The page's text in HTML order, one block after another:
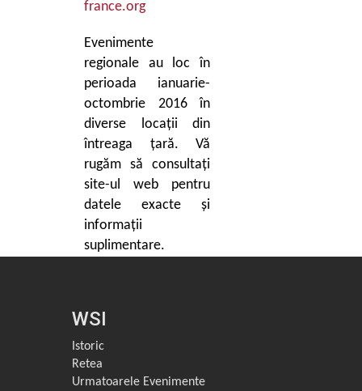
france.org
Evenimente
regionale au loc în
perioada ianuarie-
octombrie 2016 în
diverse locații din
întreaga țară. Vă
rugăm să consultați
site-ul web pentru
datele exacte și
informații
suplimentare.
WSI
Istoric
Retea
Urmatoarele Evenimente